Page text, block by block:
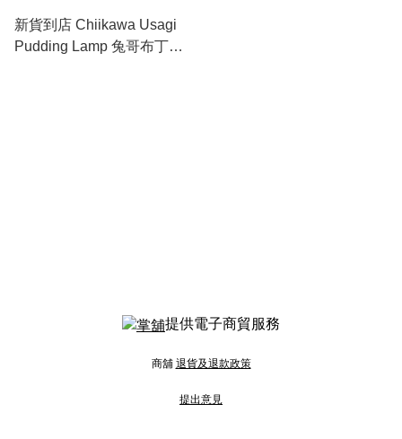
新貨到店 Chiikawa Usagi
Pudding Lamp 兔哥布丁灯 #
提供電子商貿服務
商舖 退貨及退款政策
提出意見